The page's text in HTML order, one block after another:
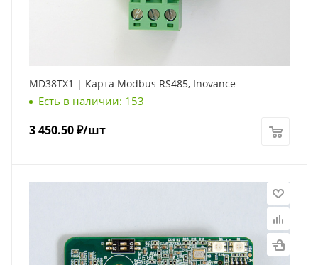
MD38TX1 | Карта Modbus RS485, Inovance
Есть в наличии: 153
3 450.50₽/шт